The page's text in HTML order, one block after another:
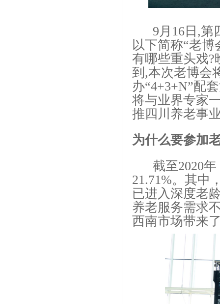
9月16日,第
以下简称“老
有哪些重头戏?
到,本次老博会
办“4+3+N”配
将与业界专家
推四川养老事
为什么要参加
截至2020年
21.71%。其中
已进入深度老
养老服务需求
西南市场带来